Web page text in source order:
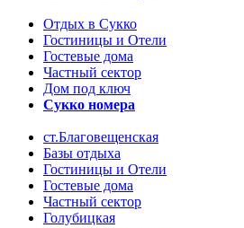
Отдых в Сукко
Гостиницы и Отели
Гостевые дома
Частный сектор
Дом под ключ
Сукко номера
ст.Благовещенская
Базы отдыха
Гостиницы и Отели
Гостевые дома
Частный сектор
Голубицкая